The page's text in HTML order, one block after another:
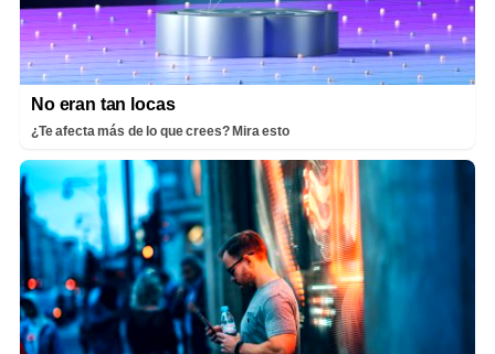
No eran tan locas
¿Te afecta más de lo que crees? Mira esto